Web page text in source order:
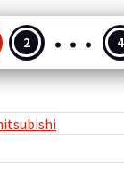
2 … 4